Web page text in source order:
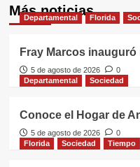
Más noticias
Departamental Florida
Fray Marcos
5 de agosto de 2026
0
Departamental
Sociedad
Conoce el Hogar de
5 de agosto de 2026
0
Florida
Sociedad Tiempo